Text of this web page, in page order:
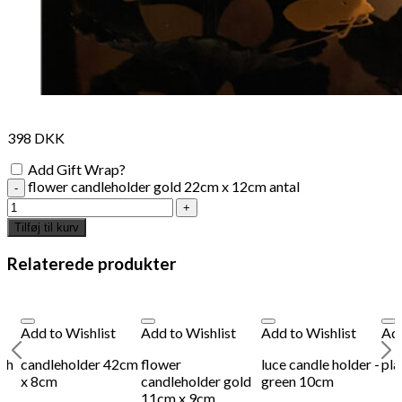
398 DKK
Add Gift Wrap?
flower candleholder gold 22cm x 12cm antal
Tilføj til kurv
Relaterede produkter
Add to Wishlist
candleholder 42cm
x 8cm
Add to Wishlist
flower
candleholder gold
11cm x 9cm
Add to Wishlist
luce candle holder -
green 10cm